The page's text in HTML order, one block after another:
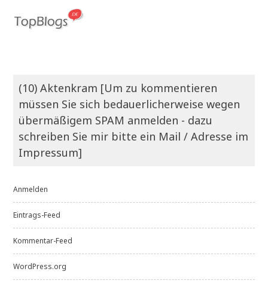
(10) Aktenkram [Um zu kommentieren
müssen Sie sich bedauerlicherweise wegen
übermäßigem SPAM anmelden - dazu
schreiben Sie mir bitte ein Mail / Adresse im
Impressum]
Anmelden
Eintrags-Feed
Kommentar-Feed
WordPress.org